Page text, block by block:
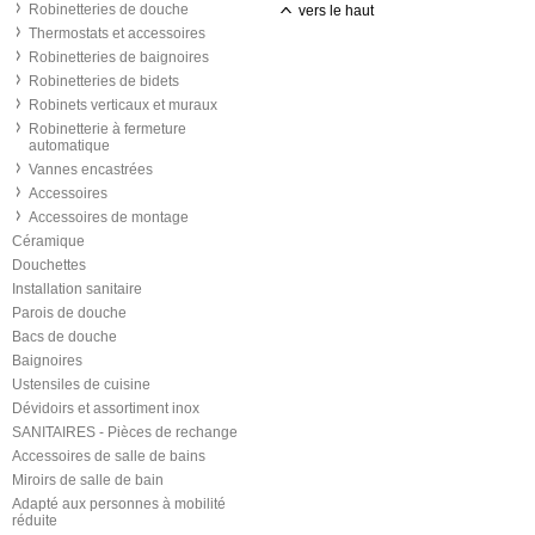
Robinetteries de douche
Thermostats et accessoires
Robinetteries de baignoires
Robinetteries de bidets
Robinets verticaux et muraux
Robinetterie à fermeture
automatique
Vannes encastrées
Accessoires
Accessoires de montage
Céramique
Douchettes
Installation sanitaire
Parois de douche
Bacs de douche
Baignoires
Ustensiles de cuisine
Dévidoirs et assortiment inox
SANITAIRES - Pièces de rechange
Accessoires de salle de bains
Miroirs de salle de bain
Adapté aux personnes à mobilité
réduite
vers le haut